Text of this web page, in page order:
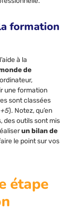
formation
à la
de
une formation
sont classées
). Notez, qu’en
des outils sont mis
un bilan de
le point sur vos
étape